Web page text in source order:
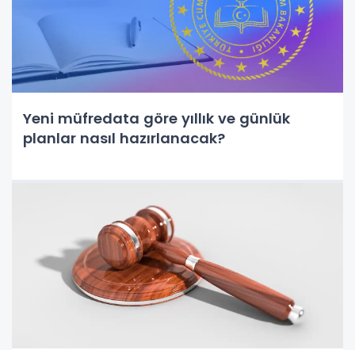
Yeni müfredata göre yıllık ve günlük
planlar nasıl hazırlanacak?